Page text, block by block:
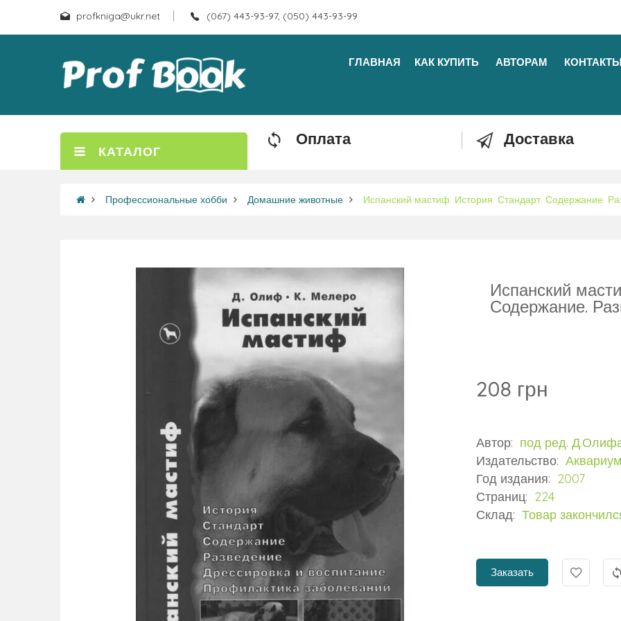
profkniga@ukr.net (067) 443-93-97, (050) 443-93-99
ГЛАВНАЯ КАК КУПИТЬ АВТОРАМ КОНТАКТЫ
КАТАЛОГ
Оплата Доставка
Профессиональные хобби Домашние животные Испанский мастиф. История. Стандарт. Содержание.
Испанский
Содержание.
208 грн
Автор: под ред.
Издательство: Аквариум
Год издания: 2007
Страниц: 224
Склад: Товар
Заказать